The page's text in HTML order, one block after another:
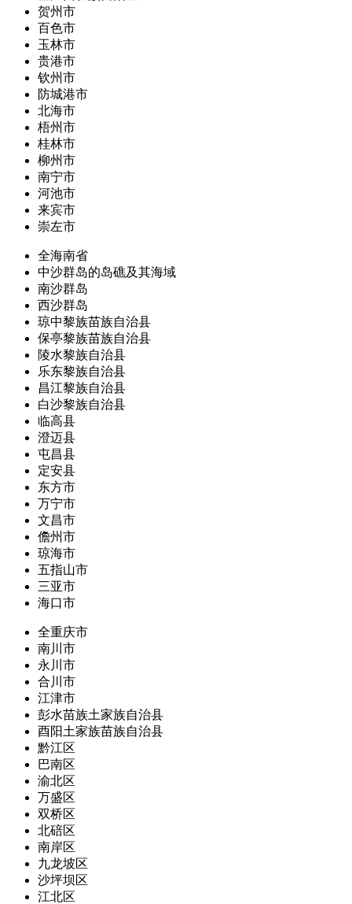
贺州市
百色市
玉林市
贵港市
钦州市
防城港市
北海市
梧州市
桂林市
柳州市
南宁市
河池市
来宾市
崇左市
全海南省
中沙群岛的岛礁及其海域
南沙群岛
西沙群岛
琼中黎族苗族自治县
保亭黎族苗族自治县
陵水黎族自治县
乐东黎族自治县
昌江黎族自治县
白沙黎族自治县
临高县
澄迈县
屯昌县
定安县
东方市
万宁市
文昌市
儋州市
琼海市
五指山市
三亚市
海口市
全重庆市
南川市
永川市
合川市
江津市
彭水苗族土家族自治县
酉阳土家族苗族自治县
黔江区
巴南区
渝北区
万盛区
双桥区
北碚区
南岸区
九龙坡区
沙坪坝区
江北区